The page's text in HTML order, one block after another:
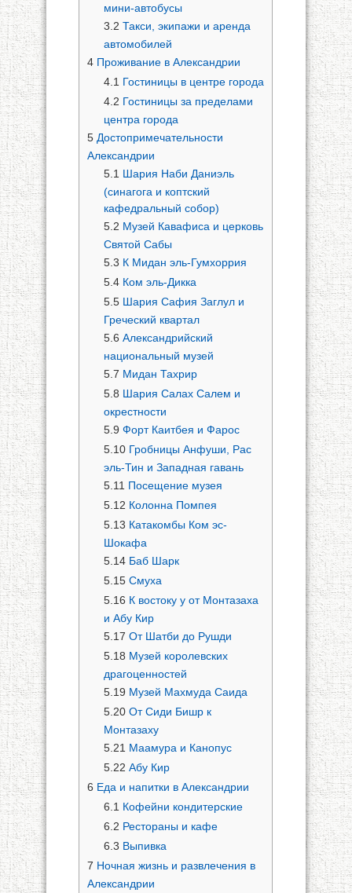
мини-автобусы
3.2 Такси, экипажи и аренда
автомобилей
4 Проживание в Александрии
4.1 Гостиницы в центре города
4.2 Гостиницы за пределами
центра города
5 Достопримечательности
Александрии
5.1 Шария Наби Даниэль
(синагога и коптский
кафедральный собор)
5.2 Музей Кавафиса и церковь
Святой Сабы
5.3 К Мидан эль-Гумхоррия
5.4 Ком эль-Дикка
5.5 Шария Сафия Заглул и
Греческий квартал
5.6 Александрийский
национальный музей
5.7 Мидан Тахрир
5.8 Шария Салах Салем и
окрестности
5.9 Форт Каитбея и Фарос
5.10 Гробницы Анфуши, Рас
эль-Тин и Западная гавань
5.11 Посещение музея
5.12 Колонна Помпея
5.13 Катакомбы Ком эс-
Шокафа
5.14 Баб Шарк
5.15 Смуха
5.16 К востоку у от Монтазаха
и Абу Кир
5.17 От Шатби до Рушди
5.18 Музей королевских
драгоценностей
5.19 Музей Махмуда Саида
5.20 От Сиди Бишр к
Монтазаху
5.21 Маамура и Канопус
5.22 Абу Кир
6 Еда и напитки в Александрии
6.1 Кофейни кондитерские
6.2 Рестораны и кафе
6.3 Выпивка
7 Ночная жизнь и развлечения в
Александрии